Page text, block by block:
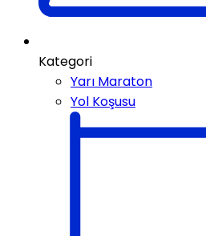
Kategori
Yarı Maraton
Yol Koşusu